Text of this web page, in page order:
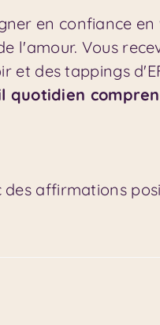
en confiance en
l'amour. Vous
et des tappings
quotidien
des affirmations